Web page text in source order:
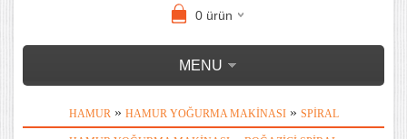
0ürün
MENU
HAMUR » HAMUR YOĞURMA MAKINASI» SPIRAL